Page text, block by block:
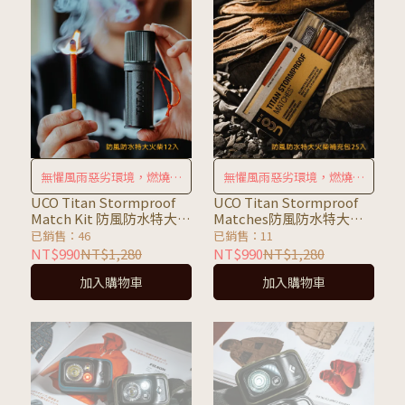
無懼風雨惡劣環境，燃燒時
間更長
UCO Titan Stormproof
Match Kit 防風防水特大火
柴組/補充包(25支)
已銷售：46
NT$990NT$1,280
加入購物車
無懼風雨惡劣環境，燃燒時
間更長
UCO Titan Stormproof
Matches防風防水特大火
柴補充包(25支)
已銷售：11
NT$990NT$1,280
加入購物車